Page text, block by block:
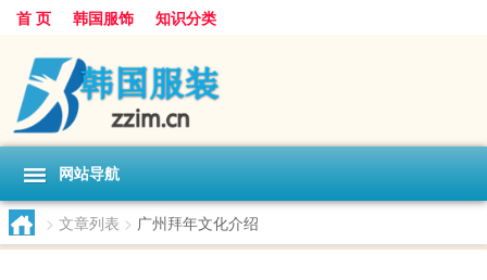
首 页 韩国服饰 知识分类
网站导航
> 文章列表 > 广州拜年文化介绍